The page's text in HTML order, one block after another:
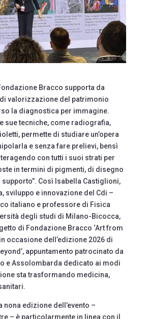
Bracco supporta da
valorizzazione del patrimonio
la diagnostica per immagine.
sue tecniche, come radiografia,
permette di studiare un’opera
e senza fare prelievi, bensì
con tutti i suoi strati per
in termini di pigmenti, di disegno
Così Isabella Castiglioni,
sviluppo e innovazione del Cdi –
italiano e professore di Fisica
degli studi di Milano-Bicocca,
di Fondazione Bracco ‘Art from
in occasione dell’edizione 2026 di
appuntamento patrocinato da
e Assolombarda dedicato ai modi
sta trasformando medicina,
nona edizione dell’evento –
– è particolarmente in linea con il